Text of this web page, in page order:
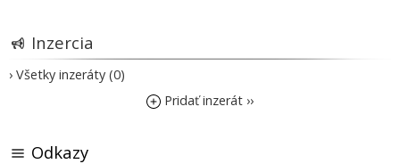
Inzercia
› Všetky inzeráty (0)
Pridať inzerát ››
Odkazy